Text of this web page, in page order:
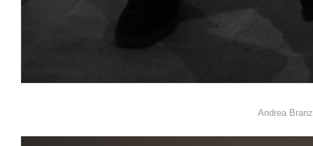
Andrea